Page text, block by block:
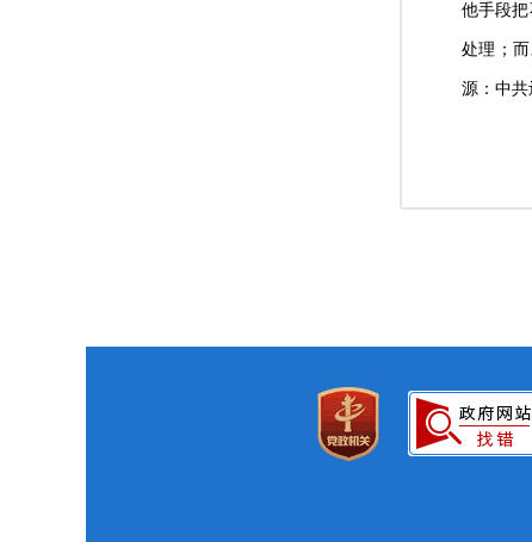
他手段
处理；
源：中共